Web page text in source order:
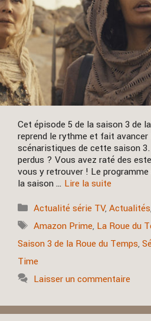
Cet épisode 5 de la saison 3 de
reprend le rythme et fait avancer
scénaristiques de cette saison
perdus ? Vous avez raté des
vous y retrouver ! Le
la saison … Lire la suite
Catégories
Actualité série TV,Actualités
Étiquettes
Amazon Prime, La Roue du
Saison 3 de la Roue du Temps,
Time
Laisser un commentaire